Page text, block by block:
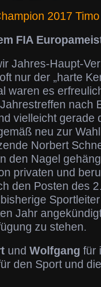
2017
FIA
Jahres-Haupt-
nur der „harte
waren es
nach
vielleicht gerade
neu zur
Norbert
den Nagel
privaten und
den Posten des
Jahr
zu stehen.
und Wolfgang für
den Sport und